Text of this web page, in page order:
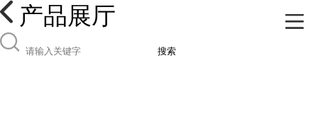
产品展厅
搜索